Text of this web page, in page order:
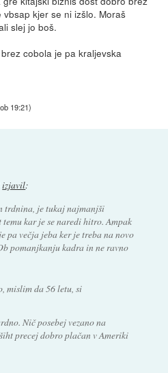
kjer se ni izšlo. Moraš
slej jo boš.
cobola je pa kraljevska
19:21)
izjavil:
trdnina, je tukaj najmanjši
kar je se naredi hitro. Ampak
pa večja jeba ker je treba na novo
pomanjkanju kadra in ne ravno
mislim da 56 letu, si
Nič posebej vezano na
precej dobro plačan v Ameriki